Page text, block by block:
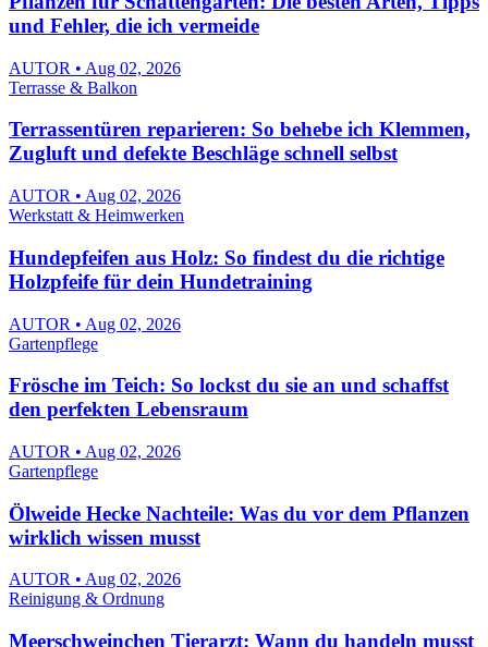
und Fehler, die ich vermeide
AUTOR • Aug 02, 2026
Terrasse & Balkon
Terrassentüren reparieren: So behebe ich Klemmen,
Zugluft und defekte Beschläge schnell selbst
AUTOR • Aug 02, 2026
Werkstatt & Heimwerken
Hundepfeifen aus Holz: So findest du die richtige
Holzpfeife für dein Hundetraining
AUTOR • Aug 02, 2026
Gartenpflege
Frösche im Teich: So lockst du sie an und schaffst
den perfekten Lebensraum
AUTOR • Aug 02, 2026
Gartenpflege
Ölweide Hecke Nachteile: Was du vor dem Pflanzen
wirklich wissen musst
AUTOR • Aug 02, 2026
Reinigung & Ordnung
Meerschweinchen Tierarzt: Wann du handeln musst